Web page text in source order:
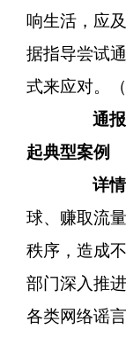
响生活，应
据指导尝试
式来应对。
通报
起典型案例
详
球、赚取流
秩序，造成
部门深入推进
各类网络谣